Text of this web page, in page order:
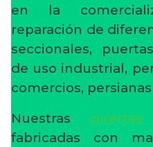
en la
reparación de
seccionales,
de uso industrial,
comercios,
Nuestras puertas
fabricadas con